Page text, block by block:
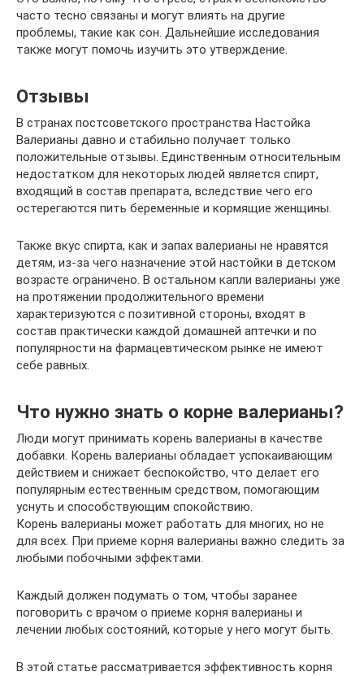
часто тесно связаны и могут влиять на другие
проблемы, такие как сон. Дальнейшие исследования
также могут помочь изучить это утверждение.
Отзывы
В странах постсоветского пространства Настойка
Валерианы давно и стабильно получает только
положительные отзывы. Единственным относительным
недостатком для некоторых людей является спирт,
входящий в состав препарата, вследствие чего его
остерегаются пить беременные и кормящие женщины.
Также вкус спирта, как и запах валерианы не нравятся
детям, из-за чего назначение этой настойки в детском
возрасте ограничено. В остальном капли валерианы уже
на протяжении продолжительного времени
характеризуются с позитивной стороны, входят в
состав практически каждой домашней аптечки и по
популярности на фармацевтическом рынке не имеют
себе равных.
Что нужно знать о корне валерианы?
Люди могут принимать корень валерианы в качестве
добавки. Корень валерианы обладает успокаивающим
действием и снижает беспокойство, что делает его
популярным естественным средством, помогающим
уснуть и способствующим спокойствию.
Корень валерианы может работать для многих, но не
для всех. При приеме корня валерианы важно следить за
любыми побочными эффектами.
Каждый должен подумать о том, чтобы заранее
поговорить с врачом о приеме корня валерианы и
лечении любых состояний, которые у него могут быть.
В этой статье рассматривается эффективность корня